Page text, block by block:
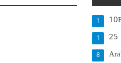
1
25
1
8